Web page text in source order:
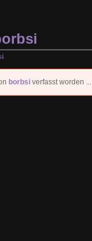
borbsiverfasst worden ...